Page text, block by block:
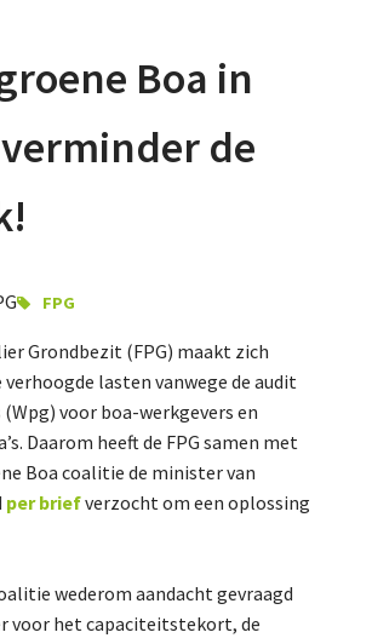
Boa in
de
FPG
Grondbezit (FPG) maakt zich
lasten vanwege de audit
voor boa-werkgevers en
Daarom heeft de FPG samen met
Boa coalitie de minister van
per briefverzocht om een oplossing
wederom aandacht gevraagd
voor het capaciteitstekort, de
Nieuwsbrief
Provincies
De Landeigenaar